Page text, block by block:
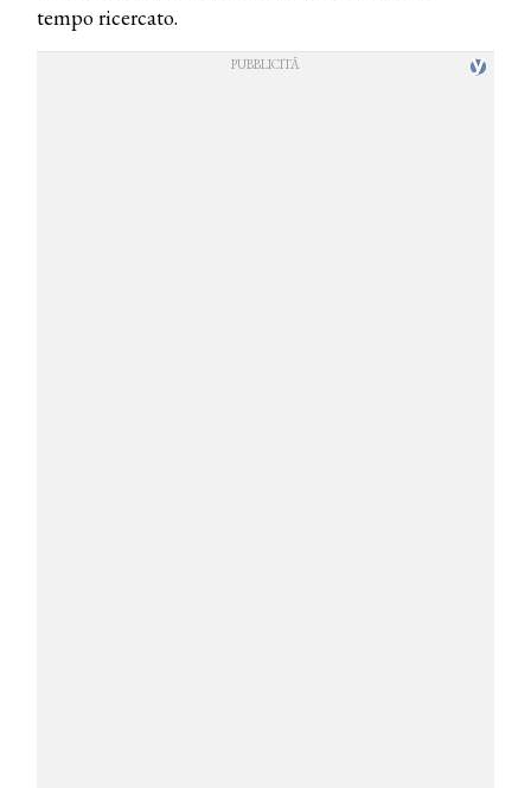
tempo ricercato.